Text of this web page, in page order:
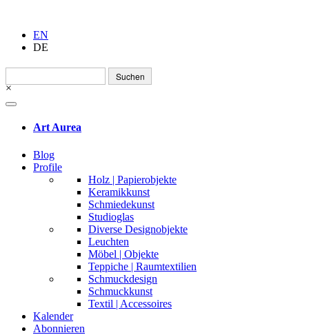
EN
DE
Suchen
nach:
×
Art Aurea
Blog
Profile
Holz | Papierobjekte
Keramikkunst
Schmiedekunst
Studioglas
Diverse Designobjekte
Leuchten
Möbel | Objekte
Teppiche | Raumtextilien
Schmuckdesign
Schmuckkunst
Textil | Accessoires
Kalender
Abonnieren